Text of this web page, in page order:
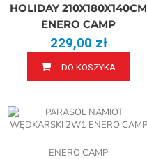
HOLIDAY 210X180X140CM
ENERO CAMP
229,00 zł
DO KOSZYKA
ENERO CAMP